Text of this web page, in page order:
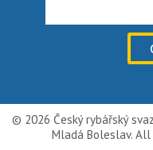
© 2026 Český rybářský
Mladá Boleslav.